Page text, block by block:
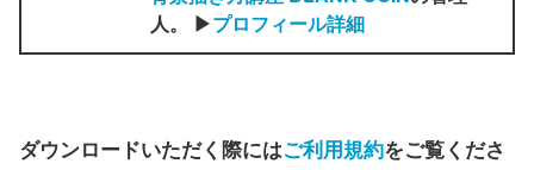
人。 ▶プロフィール詳細
ダウンロードいただく際にはご利用規約をご覧くださ